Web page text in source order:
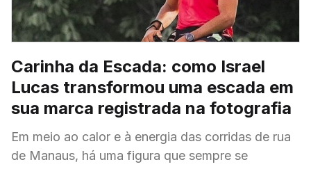
Carinha da Escada: como Israel
Lucas transformou uma escada em
sua marca registrada na fotografia
Em meio ao calor e à energia das corridas de rua
de Manaus, há uma figura que sempre se